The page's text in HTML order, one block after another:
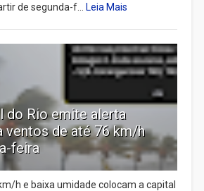
de segunda-f... Leia Mais
do Rio emite alerta
ventos de até 76 km/h
feira
h e baixa umidade colocam a capital